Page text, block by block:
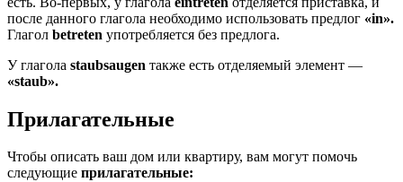
после данного глагола необходимо использовать предлог «in».
Глагол betreten употребляется без предлога.
У глагола staubsaugen также есть отделяемый элемент —
«staub».
Прилагательные
Чтобы описать ваш дом или квартиру, вам могут помочь
следующие прилагательные: